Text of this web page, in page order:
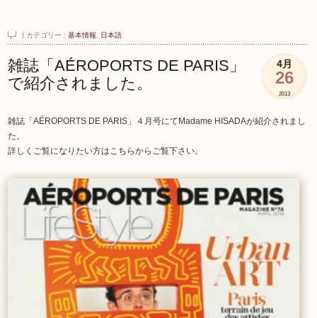
| カテゴリー : 基本情報 日本語
4月
26
2013
雑誌「AÉROPORTS DE PARIS」
で紹介されました。
雑誌「AÉROPORTS DE PARIS」４月号にてMadame HISADAが紹介されまし
た。
詳しくご覧になりたい方はこちらからご覧下さい。